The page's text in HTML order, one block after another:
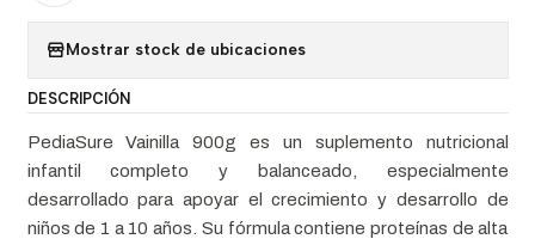
Mostrar stock de ubicaciones
DESCRIPCIÓN
PediaSure Vainilla 900g es un suplemento nutricional
infantil completo y balanceado, especialmente
desarrollado para apoyar el crecimiento y desarrollo de
niños de 1 a 10 años. Su fórmula contiene proteínas de alta